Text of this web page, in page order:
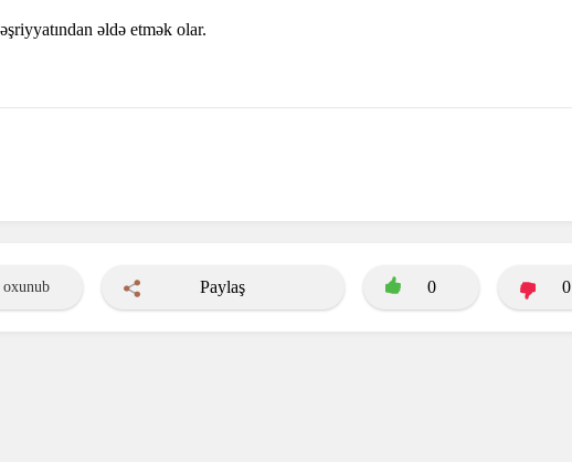
əldə etmək olar.
oxunub Paylaş 0 0